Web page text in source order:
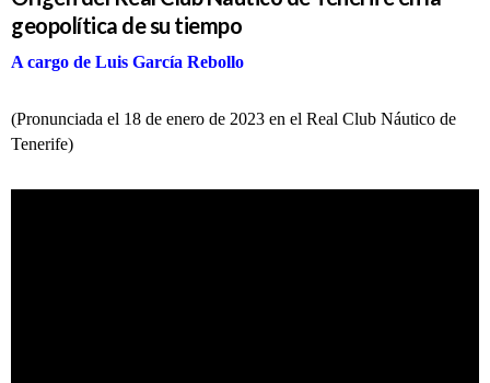
geopolítica de su tiempo
A cargo de Luis García Rebollo
(Pronunciada el 18 de enero de 2023 en el Real Club Náutico de
Tenerife)